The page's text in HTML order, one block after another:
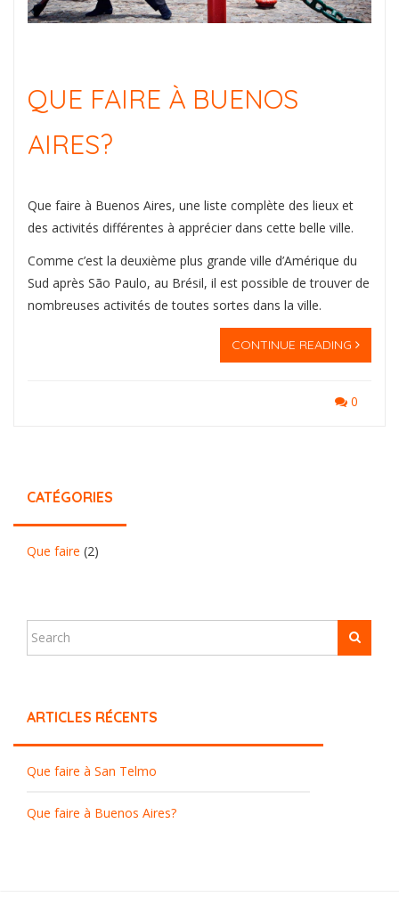
QUE FAIRE À BUENOS
AIRES?
Que faire à Buenos Aires, une liste complète des lieux et
des activités différentes à apprécier dans cette belle ville.
Comme c’est la deuxième plus grande ville d’Amérique du
Sud après São Paulo, au Brésil, il est possible de trouver de
nombreuses activités de toutes sortes dans la ville.
CONTINUE READING
0
CATÉGORIES
Que faire (2)
ARTICLES RÉCENTS
Que faire à San Telmo
Que faire à Buenos Aires?